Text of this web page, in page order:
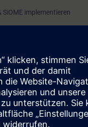
implementieren
und als OPC
einsetzen und die gesamte
OPC UA Companions
zu implementieren.